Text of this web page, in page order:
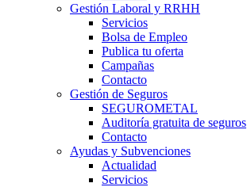
Gestión Laboral y RRHH
Servicios
Bolsa de Empleo
Publica tu oferta
Campañas
Contacto
Gestión de Seguros
SEGUROMETAL
Auditoría gratuita de seguros
Contacto
Ayudas y Subvenciones
Actualidad
Servicios